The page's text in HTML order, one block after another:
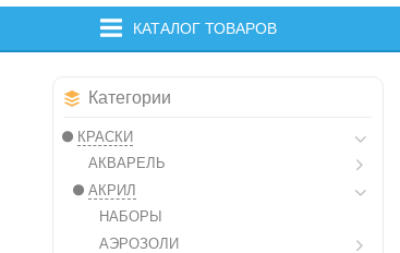
КАТАЛОГ ТОВАРОВ
Категории
КРАСКИ
АКВАРЕЛЬ
АКРИЛ
НАБОРЫ
АЭРОЗОЛИ